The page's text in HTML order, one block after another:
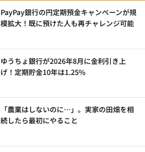
PayPay銀行の円定期預金キャンペーンが規
模拡大！既に預けた人も再チャレンジ可能
ゆうちょ銀行が2026年8月に金利引き上
げ！定期貯金10年は1.25%
「農業はしないのに…」。実家の田畑を相
続したら最初にやること